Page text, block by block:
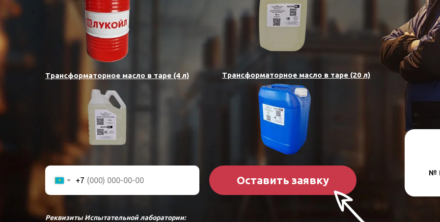
Трансформаторное масло в таре (4 л) Трансформаторное масло в таре (20 л)
№
+7 Оставить заявку
Реквизиты Испытательной лаборатории: